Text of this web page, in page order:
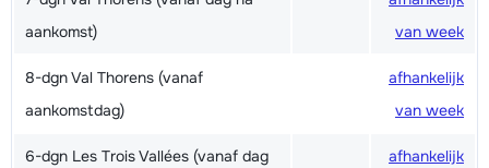
aankomst)
van week
8-dgn Val Thorens (vanaf
aankomstdag)
afhankelijk
van week
6-dgn Les Trois Vallées (vanaf dag
afhankelijk